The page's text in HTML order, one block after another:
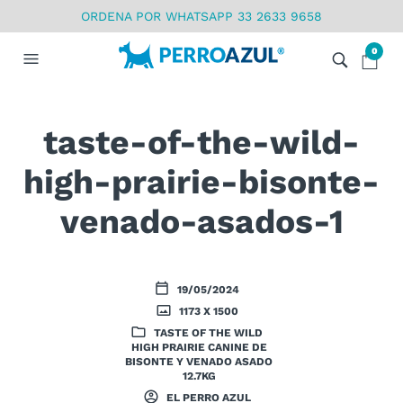
ORDENA POR WHATSAPP 33 2633 9658
0
taste-of-the-wild-
high-prairie-bisonte-
venado-asados-1
19/05/2024
1173 X 1500
TASTE OF THE WILD
HIGH PRAIRIE CANINE DE
BISONTE Y VENADO ASADO
12.7KG
EL PERRO AZUL